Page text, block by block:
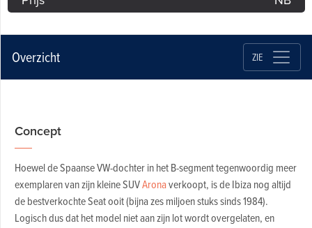
Overzicht ZIE
Concept
Hoewel de Spaanse VW-dochter in het B-segment tegenwoordig meer
exemplaren van zijn kleine SUVAronaverkoopt, is de Ibiza nog altijd
de bestverkochte Seat ooit (bijna zes miljoen stuks sinds 1984).
Logisch dus dat het model niet aan zijn lot wordt overgelaten, en